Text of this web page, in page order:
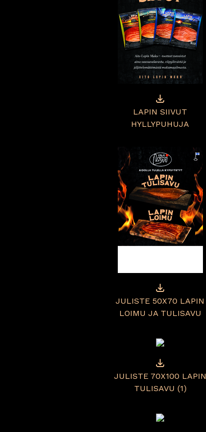
LAPIN SIIVUT
HYLLYPUHUJA
JULISTE 50X70 LAPIN
LOIMU JA TULISAVU
JULISTE 70X100 LAPIN
TULISAVU (1)